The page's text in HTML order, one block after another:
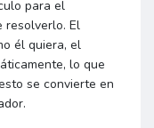
para el
resolverlo. El
él quiera, el
lo que
se convierte en